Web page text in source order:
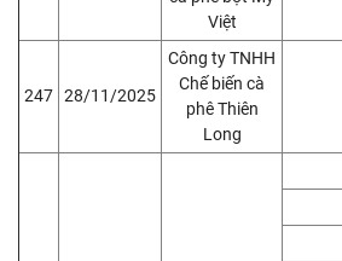
Việt
247 28/11/2025
Công ty TNHH
Chế biến cà
phê Thiên
Long